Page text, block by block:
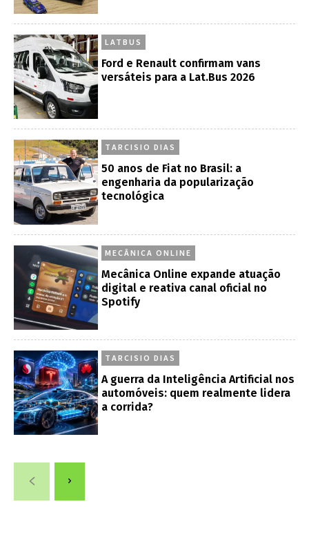
LATBUS
Ford e Renault confirmam vans
versáteis para a Lat.Bus 2026
TARCISIO DIAS
50 anos de Fiat no Brasil: a
engenharia da popularização
tecnológica
MECÂNICA ONLINE
Mecânica Online expande atuação
digital e reativa canal oficial no
Spotify
TARCISIO DIAS
A guerra da Inteligência Artificial nos
automóveis: quem realmente lidera
a corrida?